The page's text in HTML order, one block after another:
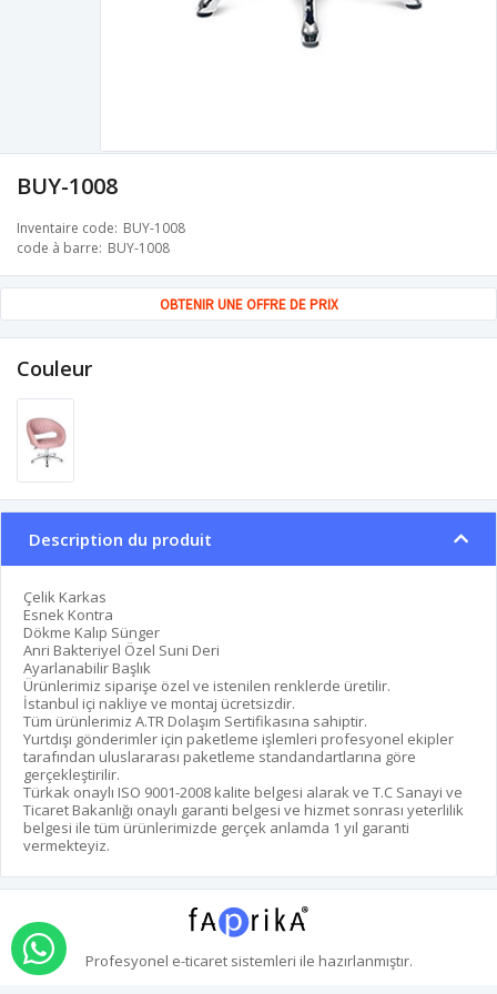
BUY-1008
Inventaire code BUY-1008
code à barre BUY-1008
OBTENIR UNE OFFRE DE PRIX
Couleur
Description du produit
Çelik Karkas
Esnek Kontra
Dökme Kalıp Sünger
Anri Bakteriyel Özel Suni Deri
Ayarlanabilir Başlık
Ürünlerimiz siparişe özel ve istenilen renklerde üretilir.
İstanbul içi nakliye ve montaj ücretsizdir.
Tüm ürünlerimiz A.TR Dolaşım Sertifikasına sahiptir.
Yurtdışı gönderimler için paketleme işlemleri profesyonel ekipler
tarafından uluslararası paketleme standandartlarına göre
gerçekleştirilir.
Türkak onaylı ISO 9001-2008 kalite belgesi alarak ve T.C Sanayi ve
Ticaret Bakanlığı onaylı garanti belgesi ve hizmet sonrası yeterlilik
belgesi ile tüm ürünlerimizde gerçek anlamda 1 yıl garanti
vermekteyiz.
Profesyonel e-ticaretsistemleri ile hazırlanmıştır.